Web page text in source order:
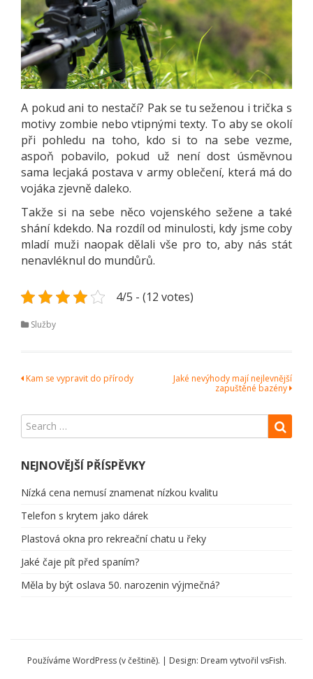
A pokud ani to nestačí? Pak se tu seženou i trička s
motivy zombie nebo vtipnými texty. To aby se okolí
při pohledu na toho, kdo si to na sebe vezme,
aspoň pobavilo, pokud už není dost úsměvnou
sama lecjaká postava v army oblečení, která má do
vojáka zjevně daleko.
Takže si na sebe něco vojenského sežene a také
shání kdekdo. Na rozdíl od minulosti, kdy jsme coby
mladí muži naopak dělali vše pro to, aby nás stát
nenavléknul do mundůrů.
4/5 - (12 votes)
Služby
Navigace
příspěvek
Kam se vypravit do přírody
Jaké nevýhody mají nejlevnější
zapuštěné bazény
NEJNOVĚJŠÍ PŘÍSPĚVKY
Nízká cena nemusí znamenat nízkou kvalitu
Telefon s krytem jako dárek
Plastová okna pro rekreační chatu u řeky
Jaké čaje pít před spaním?
Měla by být oslava 50. narozenin výjmečná?
Používáme WordPress (v češtině). | Design: Dream vytvořil vsFish.